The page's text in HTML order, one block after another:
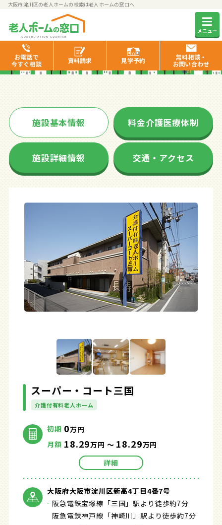
大阪市淀川区の老人ホームの検索は老人ホームの窓口へ
メニュー
お電話で
今すぐ相談
資料請求 見学予約
無料相談・
お問い合わせ
スーパー・コート三国
施設基本情報 料金介護医療体制
施設詳細情報 交通・アクセス
スーパー・コート三国
介護付有料老人ホーム
初期 0万円
月額 18.29万円 ～ 18.29万円
詳細
大阪府大阪市淀川区新高4丁目4番7号
阪急電鉄宝塚線「三国」駅より徒歩約7分
阪急電鉄神戸線「神崎川」駅より徒歩約7分